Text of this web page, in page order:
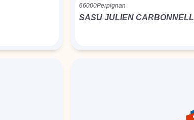
66000Perpignan
SASU JULIEN CARBONNELL